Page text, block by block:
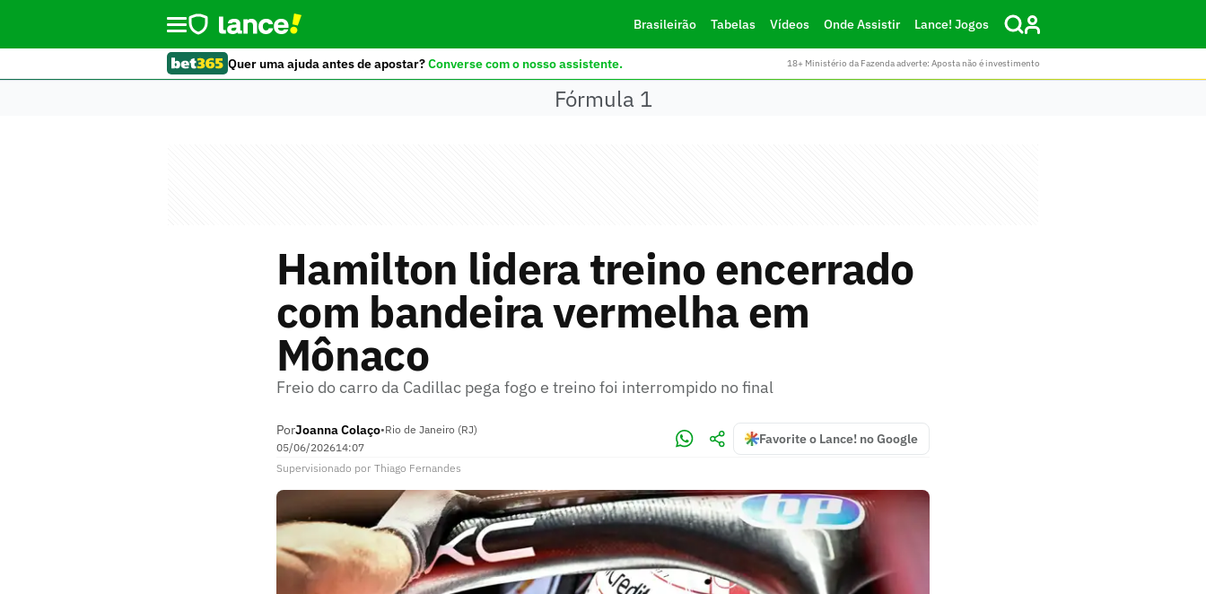
Brasileirão Tabelas Vídeos Onde Assistir Lance! Jogos
Quer uma ajuda antes de apostar?Converse com o nosso assistente. 18+ Ministério da Fazenda adverte: Aposta não é investimento
Fórmula 1
Hamilton lidera treino encerrado
com bandeira vermelha em
Mônaco
Freio do carro da Cadillac pega fogo e treino foi interrompido no final
PorJoanna Colaço•Rio de Janeiro (RJ)
05/06/202614:07
Favorite o Lance! no Google
Supervisionado por Thiago Fernandes